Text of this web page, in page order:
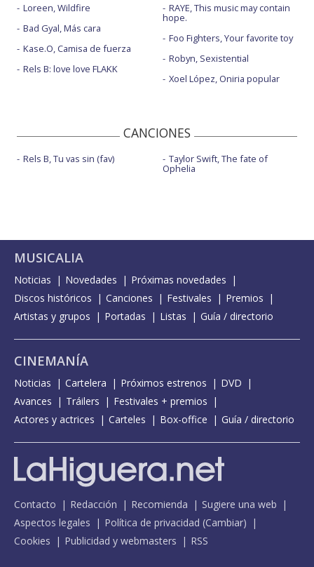
Loreen, Wildfire
Bad Gyal, Más cara
Kase.O, Camisa de fuerza
Rels B: love love FLAKK
RAYE, This music may contain
hope.
Foo Fighters, Your favorite toy
Robyn, Sexistential
Xoel López, Oniria popular
CANCIONES
Rels B, Tu vas sin (fav) Taylor Swift, The fate of
Ophelia
MUSICALIA
Noticias Novedades
Próximas novedades
Discos históricos
Canciones Festivales
Premios
Artistas y grupos
Portadas Listas Guía / directorio
CINEMANÍA
Noticias Cartelera Próximos estrenos
DVD
Avances
Tráilers
Festivales + premios
Actores y actrices
Carteles Box-office Guía / directorio
Contacto Redacción Recomienda
Sugiere una web
Aspectos legales
Política de privacidad (Cambiar)
Cookies
Publicidad y webmasters RSS